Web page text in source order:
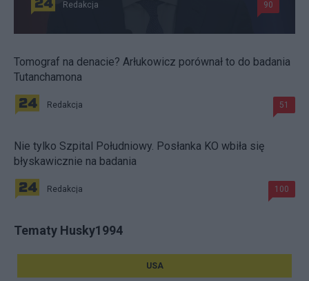
Redakcja 90
Tomograf na denacie? Arłukowicz porównał to do badania
Tutanchamona
Redakcja 51
Nie tylko Szpital Południowy. Posłanka KO wbiła się
błyskawicznie na badania
Redakcja 100
Tematy Husky1994
USA